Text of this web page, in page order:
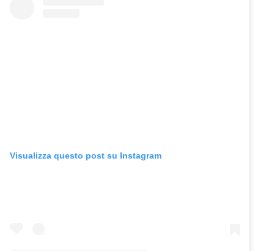
Visualizza questo post su Instagram